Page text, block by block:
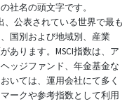
社名の頭文字です。
、公表されている世界で最も
国別および地域別、産業
あります。MSCI指数は、ア
ッジファンド、年金基金な
いては、運用会社にて多く
ークや参考指数として利用